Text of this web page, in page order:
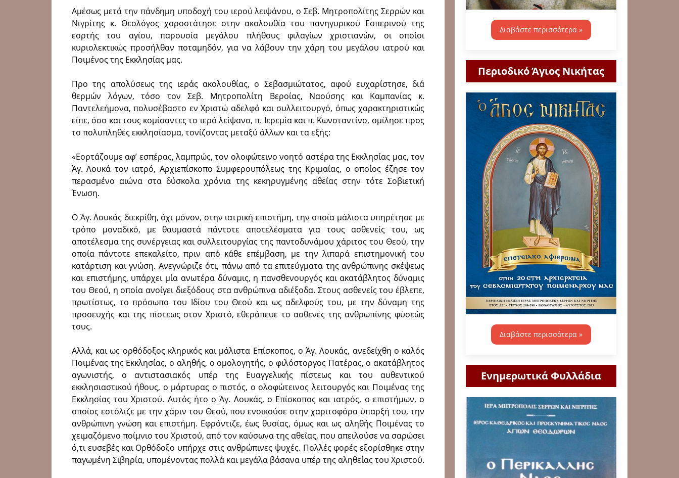
Αμέσως μετά την πάνδημη υποδοχή του ιερού λειψάνου, ο Σεβ. Μητροπολίτης Σερρών και
Νιγρίτης κ. Θεολόγος χοροστάτησε στην ακολουθία του πανηγυρικού Εσπερινού της
εορτής του αγίου, παρουσία μεγάλου πλήθους φιλαγίων χριστιανών, οι οποίοι
κυριολεκτικώς προσήλθαν ποταμηδόν, για να λάβουν την χάρη του μεγάλου ιατρού και
Ποιμένος της Εκκλησίας μας.
Προ της απολύσεως της ιεράς ακολουθίας, ο Σεβασμιώτατος, αφού ευχαρίστησε, διά
θερμών λόγων, τόσο τον Σεβ. Μητροπολίτη Βεροίας, Ναούσης και Καμπανίας κ.
Παντελεήμονα, πολυσέβαστο εν Χριστώ αδελφό και συλλειτουργό, όπως χαρακτηριστικώς
είπε, όσο και τους κομίσαντες το ιερό λείψανο, π. Ιερεμία και π. Κωνσταντίνο, ομίλησε προς
το πολυπληθές εκκλησίασμα, τονίζοντας μεταξύ άλλων και τα εξής:
«Εορτάζουμε αφ’ εσπέρας, λαμπρώς, τον ολοφώτεινο νοητό αστέρα της Εκκλησίας μας, τον
Άγ. Λουκά τον ιατρό, Αρχιεπίσκοπο Συμφερουπόλεως της Κριμαίας, ο οποίος έζησε τον
περασμένο αιώνα στα δύσκολα χρόνια της κεκηρυγμένης αθεΐας στην τότε Σοβιετική
Ένωση.
Ο Άγ. Λουκάς διεκρίθη, όχι μόνον, στην ιατρική επιστήμη, την οποία μάλιστα υπηρέτησε με
τρόπο μοναδικό, με θαυμαστά πάντοτε αποτελέσματα για τους ασθενείς του, ως
αποτέλεσμα της συνέργειας και συλλειτουργίας της παντοδυνάμου χάριτος του Θεού, την
οποία πάντοτε επεκαλείτο, πριν από κάθε επέμβαση, με την λιπαρά επιστημονική του
κατάρτιση και γνώση. Ανεγνώριζε ότι, πάνω από τα επιτεύγματα της ανθρώπινης σκέψεως
και επιστήμης, υπάρχει μία ανωτέρα δύναμις, η πανσθενουργός και ακατάβλητος δύναμις
του Θεού, η οποία ανοίγει διεξόδους στα ανθρώπινα αδιέξοδα. Στους ασθενείς του έβλεπε,
πρωτίστως, το πρόσωπο του Ιδίου του Θεού και ως αδελφούς του, με την δύναμη της
προσευχής και της πίστεως στον Χριστό, εθεράπευε το ασθενές της ανθρωπίνης φύσεώς
τους.
Αλλά, και ως ορθόδοξος κληρικός και μάλιστα Επίσκοπος, ο Άγ. Λουκάς, ανεδείχθη ο καλός
Ποιμένας της Εκκλησίας, ο αληθής, ο ομολογητής, ο φιλόστοργος Πατέρας, ο ακατάβλητος
αγωνιστής, ο αντιστασιακός υπέρ της Ευαγγελικής πίστεως και του αυθεντικού
εκκλησιαστικού ήθους, ο μάρτυρας ο πιστός, ο ολοφώτεινος λειτουργός και Ποιμένας της
Εκκλησίας του Χριστού. Αυτός ήτο ο Άγ. Λουκάς, ο Επίσκοπος και ιατρός, ο επιστήμων, ο
οποίος εστόλιζε με την χάριν του Θεού, που ενοικούσε στην χαριτοφόρα ύπαρξή του, την
ανθρώπινη γνώση και επιστήμη. Εφρόντιζε, έως θυσίας, όμως και ως αληθής Ποιμένας το
χειμαζόμενο ποίμνιο του Χριστού, από τον καύσωνα της αθεΐας, που απειλούσε να σαρώσει
ό,τι ευσεβές και Ορθόδοξο υπήρχε στις ανθρώπινες ψυχές. Πολλές φορές εξορίσθηκε στην
παγωμένη Σιβηρία, υπομένοντας πολλά και μεγάλα βάσανα υπέρ της αληθείας του Χριστού.
Διαβάστε περισσότερα »
Περιοδικό Άγιος Νικήτας
Διαβάστε περισσότερα »
Ενημερωτικά Φυλλάδια